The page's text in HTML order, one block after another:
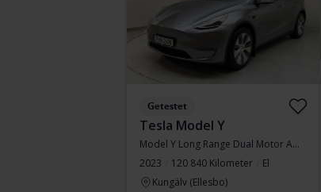
Getestet
Tesla Model Y
Model Y Long Range Dual Motor AWD
2023
120 840 Kilometer
El
Kungälv (Ellesbo)